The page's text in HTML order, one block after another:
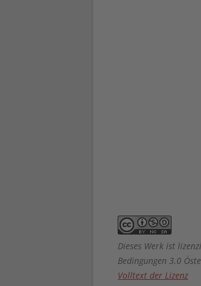
Dieses Werk ist
Bedingungen 3.0
Volltext der Lizenz